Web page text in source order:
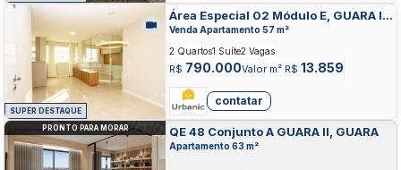
SUPER DESTAQUE
Área Especial 02 Módulo E, GUARA II,
GUARA
Venda Apartamento 57 m²
R$ 790.000Valor m² R$ 13.859
2 Quartos1 Suíte2 Vagas
contatar
PRONTO PARA MORAR QE 48 Conjunto A GUARA II, GUARA
Apartamento 63 m²